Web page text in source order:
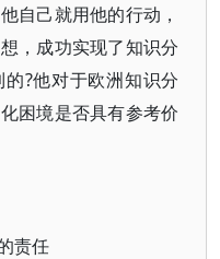
自己就用他的行动，
，成功实现了知识分
?他对于欧洲知识分
困境是否具有参考价
责任